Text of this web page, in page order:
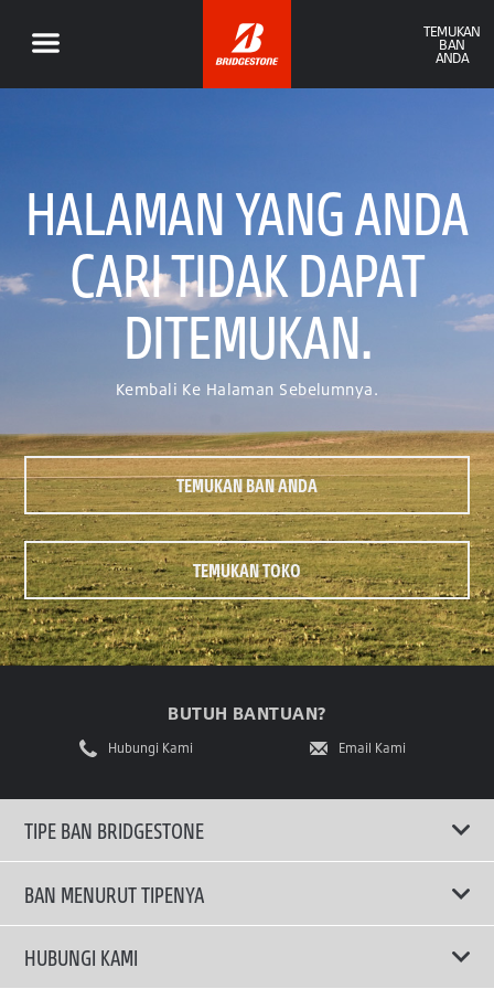
TEMUKAN
BAN
ANDA
HALAMAN YANG ANDA
CARI TIDAK DAPAT
DITEMUKAN.
Kembali Ke Halaman Sebelumnya.
TEMUKAN BAN ANDA
TEMUKAN TOKO
BUTUH BANTUAN?
Hubungi Kami Email Kami
TIPE BAN BRIDGESTONE
BAN MENURUT TIPENYA
Ban ENLITEN
HUBUNGI KAMI